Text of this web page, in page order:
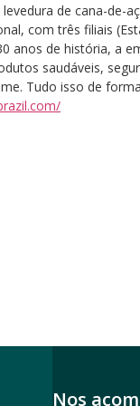
de cana-de-
com três filiais
anos de história, a
saudáveis,
Tudo isso de
Nos